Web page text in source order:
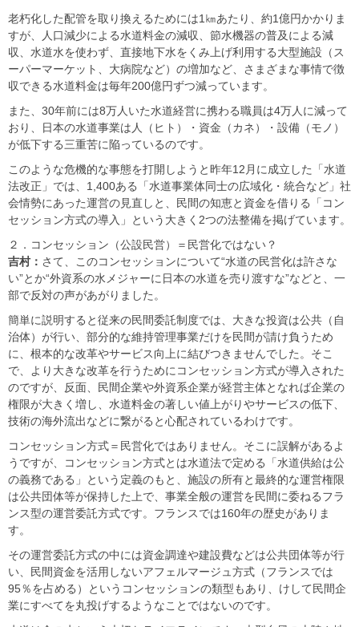
老朽化した配管を取り換えるためには1㎞あたり、約1億円かかりま
すが、人口減少による水道料金の減収、節水機器の普及による減
収、水道水を使わず、直接地下水をくみ上げ利用する大型施設（ス
ーパーマーケット、大病院など）の増加など、さまざまな事情で徴
収できる水道料金は毎年200億円ずつ減っています。
また、30年前には8万人いた水道経営に携わる職員は4万人に減って
おり、日本の水道事業は人（ヒト）・資金（カネ）・設備（モノ）
が低下する三重苦に陥っているのです。
このような危機的な事態を打開しようと昨年12月に成立した「水道
法改正」では、1,400ある「水道事業体同士の広域化・統合など」社
会情勢にあった運営の見直しと、民間の知恵と資金を借りる「コン
セッション方式の導入」という大きく2つの法整備を掲げています。
２．コンセッション（公設民営）＝民営化ではない？
吉村： さて、このコンセッションについて“水道の民営化は許さな
い”とか“外資系の水メジャーに日本の水道を売り渡すな”などと、一
部で反対の声があがりました。
簡単に説明すると従来の民間委託制度では、大きな投資は公共（自
治体）が行い、部分的な維持管理事業だけを民間が請け負うため
に、根本的な改革やサービス向上に結びつきませんでした。そこ
で、より大きな改革を行うためにコンセッション方式が導入された
のですが、反面、民間企業や外資系企業が経営主体となれば企業の
権限が大きく増し、水道料金の著しい値上がりやサービスの低下、
技術の海外流出などに繋がると心配されているわけです。
コンセッション方式＝民営化ではありません。そこに誤解があるよ
うですが、コンセッション方式とは水道法で定める「水道供給は公
の義務である」という定義のもと、施設の所有と最終的な運営権限
は公共団体等が保持した上で、事業全般の運営を民間に委ねるフラ
ンス型の運営委託方式です。フランスでは160年の歴史がありま
す。
その運営委託方式の中には資金調達や建設費などは公共団体等が行
い、民間資金を活用しないアフェルマージュ方式（フランスでは
95％を占める）というコンセッションの類型もあり、けして民間企
業にすべてを丸投げするようなことではないのです。